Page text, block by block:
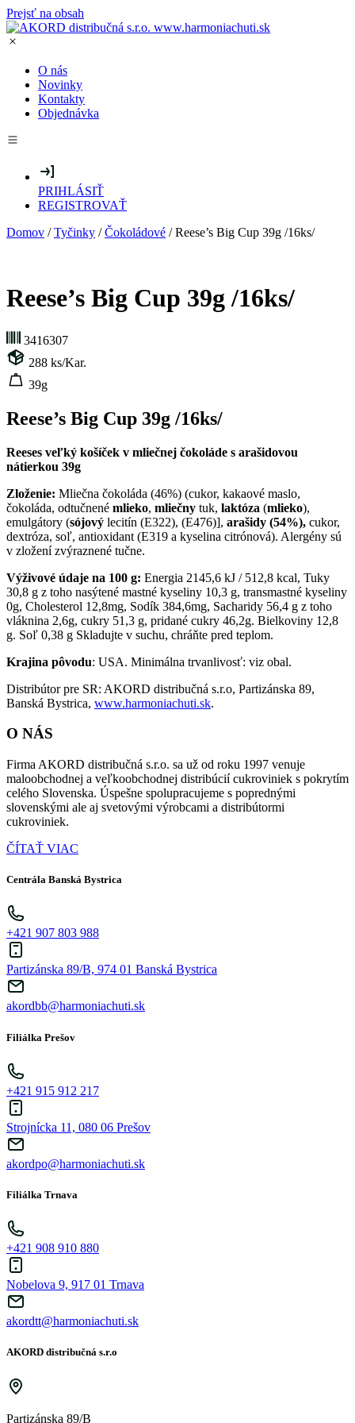
Prejsť na obsah
O nás
Novinky
Kontakty
Objednávka
PRIHLÁSIŤ
REGISTROVAŤ
Domov /Tyčinky /Čokoládové / Reese’s Big Cup 39g /16ks/
Reese’s Big Cup 39g /16ks/
3416307
288 ks/Kar.
39g
Reese’s Big Cup 39g /16ks/
Reeses veľký košíček v mliečnej čokoláde s arašidovou
nátierkou 39g
Zloženie: Mliečna čokoláda (46%) (cukor, kakaové maslo,
čokoláda, odtučnené mlieko, mliečny tuk, laktóza (mlieko),
emulgátory (sójový lecitín (E322), (E476)], arašidy (54%), cukor,
dextróza, soľ, antioxidant (E319 a kyselina citrónová). Alergény sú
v zložení zvýraznené tučne.
Výživové údaje na 100 g: Energia 2145,6 kJ / 512,8 kcal, Tuky
30,8 g z toho nasýtené mastné kyseliny 10,3 g, transmastné kyseliny
0g, Cholesterol 12,8mg, Sodík 384,6mg, Sacharidy 56,4 g z toho
vláknina 2,6g, cukry 51,3 g, pridané cukry 46,2g. Bielkoviny 12,8
g. Soľ 0,38 g Skladujte v suchu, chráňte pred teplom.
Krajina pôvodu: USA. Minimálna trvanlivosť: viz obal.
Distribútor pre SR: AKORD distribučná s.r.o, Partizánska 89,
Banská Bystrica, www.harmoniachuti.sk.
O NÁS
Firma AKORD distribučná s.r.o. sa už od roku 1997 venuje
maloobchodnej a veľkoobchodnej distribúcií cukroviniek s pokrytím
celého Slovenska. Úspešne spolupracujeme s poprednými
slovenskými ale aj svetovými výrobcami a distribútormi
cukroviniek.
ČÍTAŤ VIAC
Centrála Banská Bystrica
+421 907 803 988
Partizánska 89/B, 974 01 Banská Bystrica
akordbb@harmoniachuti.sk
Filiálka Prešov
+421 915 912 217
Strojnícka 11, 080 06 Prešov
akordpo@harmoniachuti.sk
Filiálka Trnava
+421 908 910 880
Nobelova 9, 917 01 Trnava
akordtt@harmoniachuti.sk
AKORD distribučná s.r.o
Partizánska 89/B